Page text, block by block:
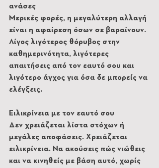
ανάσες
Μερικές φορές, η μεγαλύτερη αλλαγή
είναι η αφαίρεση όσων σε βαραίνουν.
Λίγος λιγότερος θόρυβος στην
καθημερινότητα, λιγότερες
απαιτήσεις από τον εαυτό σου και
λιγότερο άγχος για όσα δε μπορείς να
ελέγξεις.
Ειλικρίνεια με τον εαυτό σου
Δεν χρειάζεται λίστα στόχων ή
μεγάλες αποφάσεις. Χρειάζεται
ειλικρίνεια. Να ακούσεις πώς νιώθεις
και να κινηθείς με βάση αυτό, χωρίς